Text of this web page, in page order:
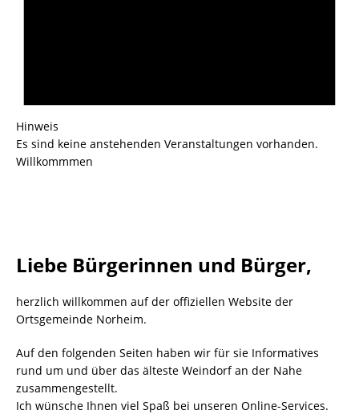
Hinweis
Es sind keine anstehenden Veranstaltungen vorhanden.
Willkommmen
Liebe Bürgerinnen und Bürger,
herzlich willkommen auf der offiziellen Website der
Ortsgemeinde Norheim.
Auf den folgenden Seiten haben wir für sie Informatives
rund um und über das älteste Weindorf an der Nahe
zusammengestellt.
Ich wünsche Ihnen viel Spaß bei unseren Online-Services.